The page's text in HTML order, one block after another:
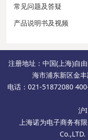
常见问题及答疑
产品说明书及视频
注册地址：中国(上海)自
海市浦东新区金
电话：021-51872080
沪
上海诺为电子商务有